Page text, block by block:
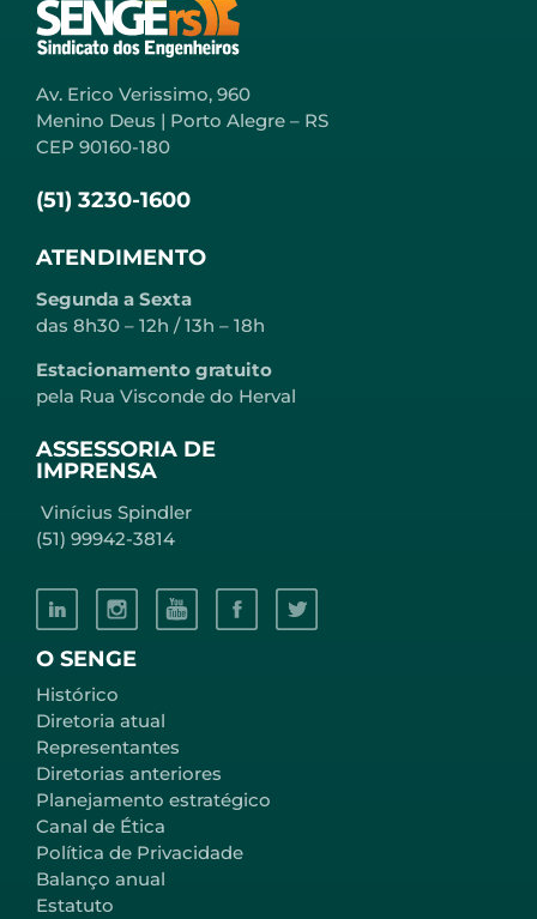
O SENGE
Histórico
Diretoria atual
Representantes
Diretorias anteriores
Planejamento estratégico
Canal de Ética
Política de Privacidade
Balanço anual
Estatuto
Av. Erico Verissimo, 960
Menino Deus | Porto Alegre – RS
CEP 90160-180
(51) 3230-1600
ATENDIMENTO
Segunda a Sexta
das 8h30 – 12h / 13h – 18h
Estacionamento gratuito
pela Rua Visconde do Herval
ASSESSORIA DE
IMPRENSA
Vinícius Spindler
(51) 99942-3814